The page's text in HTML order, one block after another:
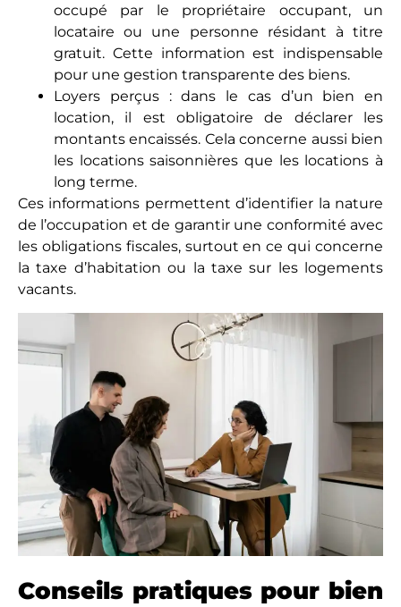
occupé par le propriétaire occupant, un
locataire ou une personne résidant à titre
gratuit. Cette information est indispensable
pour une gestion transparente des biens.
Loyers perçus : dans le cas d’un bien en
location, il est obligatoire de déclarer les
montants encaissés. Cela concerne aussi bien
les locations saisonnières que les locations à
long terme.
Ces informations permettent d’identifier la nature
de l’occupation et de garantir une conformité avec
les obligations fiscales, surtout en ce qui concerne
la taxe d’habitation ou la taxe sur les logements
vacants.
Conseils pratiques pour bien